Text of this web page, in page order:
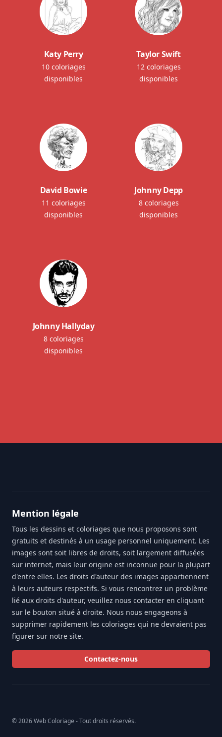
Katy Perry
10 coloriages
disponibles
Taylor Swift
12 coloriages
disponibles
David Bowie
11 coloriages
disponibles
Johnny Depp
8 coloriages
disponibles
Johnny Hallyday
8 coloriages
disponibles
Mention légale
Tous les dessins et coloriages que nous proposons sont
gratuits et destinés à un usage personnel uniquement. Les
images sont soit libres de droits, soit largement diffusées
sur internet, mais leur origine est inconnue pour la plupart
d'entre elles. Les droits d'auteur des images appartiennent
à leurs auteurs respectifs. Si vous rencontrez un problème
lié aux droits d'auteur, veuillez nous contacter en cliquant
sur le bouton situé à droite. Nous nous engageons à
supprimer rapidement les coloriages qui ne devraient pas
figurer sur notre site.
Contactez-nous
© 2026 Web Coloriage - Tout droits réservés.